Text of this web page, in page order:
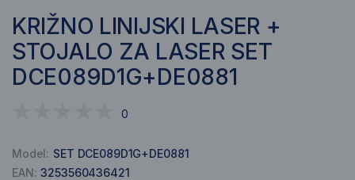
KRIŽNO LINIJSKI LASER +
STOJALO ZA LASER SET
DCE089D1G+DE0881
0
Model: SET DCE089D1G+DE0881
EAN: 3253560436421